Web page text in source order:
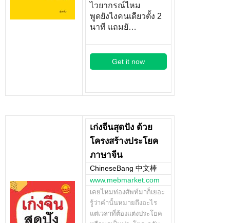
ไวยากรณ์ไหม
พูดยังไงคนเดียวตั้ง 2
นาที แถมยั…
Get it now
เก่งจีนสุดปัง ด้วย
โครงสร้างประโยค
ภาษาจีน
ChineseBang 中文棒
www.mebmarket.com
เคยไหมท่องศัพท์มาก็เยอะ
รู้ว่าคำนั้นหมายถึงอะไร
แต่เวลาที่ต้องแต่งประโยค